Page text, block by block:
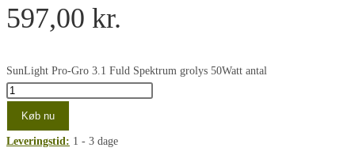
597,00 kr.
SunLight Pro-Gro 3.1 Fuld Spektrum grolys 50Watt antal
Køb nu
Leveringstid: 1 - 3 dage